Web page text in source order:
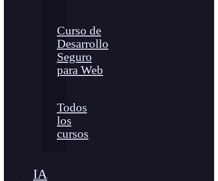
Curso de
Desarrollo
Seguro
para Web
Todos
los
cursos
IA